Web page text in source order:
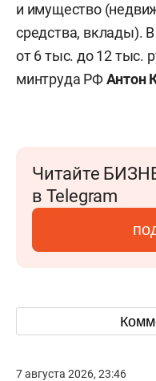
и имущество
средства, вклады).
от 6 тыс. до 12 тыс.
минтруда РФАнтон
Читайте
в Telegram
7 августа 2026, 23:46